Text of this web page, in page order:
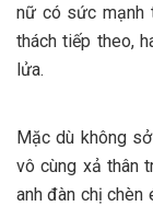
nữ có sức mạnh
thách tiếp theo,
lửa.
Mặc dù không
vô cùng xả thân
anh đàn chị chèn